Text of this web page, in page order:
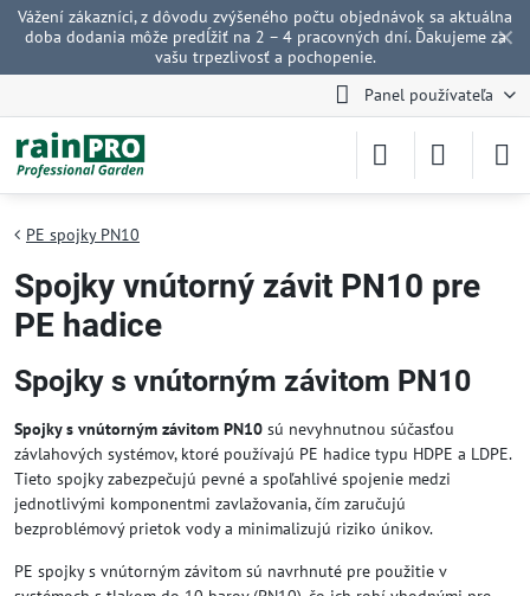
✕
Vážení zákazníci, z dôvodu zvýšeného počtu objednávok sa aktuálna
doba dodania môže predĺžiť na 2 – 4 pracovných dní. Ďakujeme za
vašu trpezlivosť a pochopenie.
Panel používateľa
PE spojky PN10
Spojky vnútorný závit PN10 pre
PE hadice
Spojky s vnútorným závitom PN10
Spojky s vnútorným závitom PN10 sú nevyhnutnou súčasťou
závlahových systémov, ktoré používajú PE hadice typu HDPE a LDPE.
Tieto spojky zabezpečujú pevné a spoľahlivé spojenie medzi
jednotlivými komponentmi zavlažovania, čím zaručujú
bezproblémový prietok vody a minimalizujú riziko únikov.
PE spojky s vnútorným závitom sú navrhnuté pre použitie v